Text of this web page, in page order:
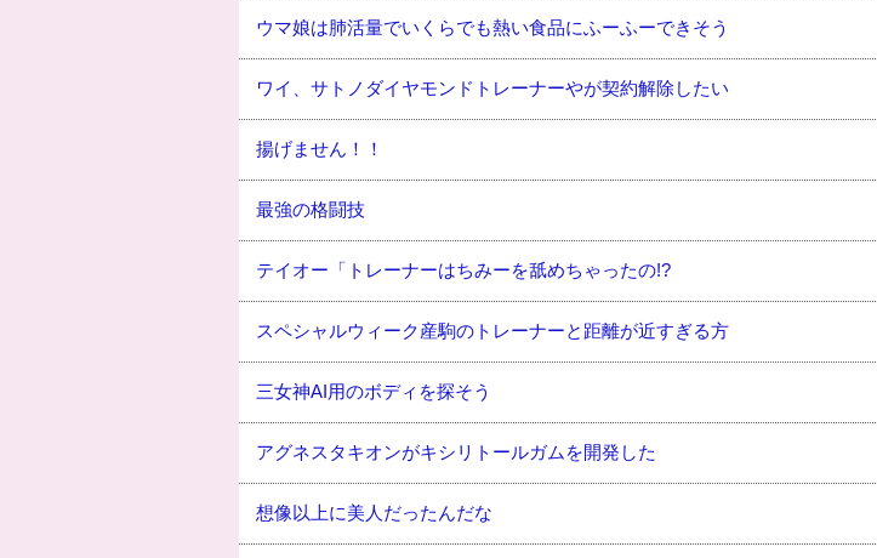
ウマ娘は肺活量でいくらでも熱い食品にふーふーできそう
ワイ、サトノダイヤモンドトレーナーやが契約解除したい
揚げません！！
最強の格闘技
テイオー「トレーナーはちみーを舐めちゃったの!?
スペシャルウィーク産駒のトレーナーと距離が近すぎる方
三女神AI用のボディを探そう
アグネスタキオンがキシリトールガムを開発した
想像以上に美人だったんだな